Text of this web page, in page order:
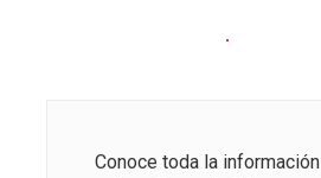
Conoce toda la información